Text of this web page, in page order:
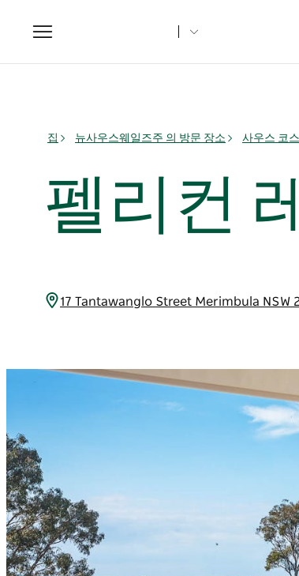
Toggle
navigation
집 뉴사우스웨일즈주 의 방문 장소 사우스 코
펠리컨
17 Tantawanglo Street Merimbula NSW